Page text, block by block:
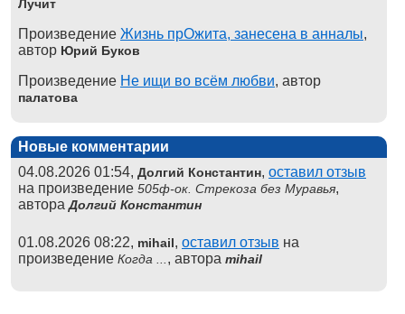
Лучит
Произведение Жизнь прОжита, занесена в анналы,
автор Юрий Буков
Произведение Не ищи во всём любви, автор
палатова
Новые комментарии
04.08.2026 01:54, Долгий Константин, оставил отзыв
на произведение 505ф-ок. Стрекоза без Муравья,
автораДолгий Константин
01.08.2026 08:22, mihail, оставил отзыв на
произведение Когда ... , автора mihail